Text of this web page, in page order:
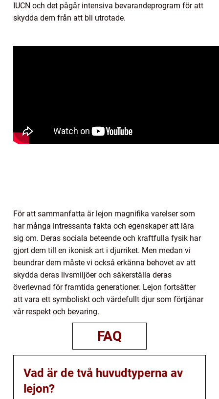
IUCN och det pågår intensiva bevarandeprogram för att
skydda dem från att bli utrotade.
För att sammanfatta är lejon magnifika varelser som
har många intressanta fakta och egenskaper att lära
sig om. Deras sociala beteende och kraftfulla fysik har
gjort dem till en ikonisk art i djurriket. Men medan vi
beundrar dem måste vi också erkänna behovet av att
skydda deras livsmiljöer och säkerställa deras
överlevnad för framtida generationer. Lejon fortsätter
att vara ett symboliskt och värdefullt djur som förtjänar
vår respekt och bevaring.
FAQ
Vad är de två huvudtyperna av
lejon?